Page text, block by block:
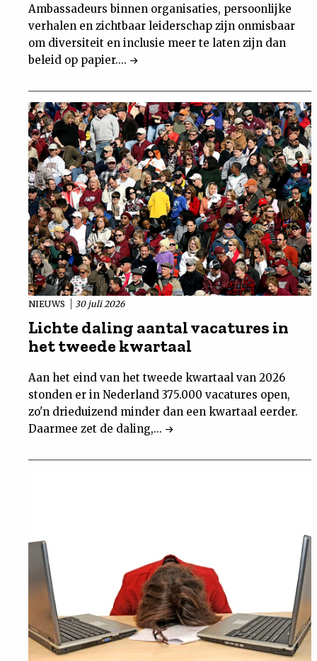
Ambassadeurs binnen organisaties, persoonlijke
verhalen en zichtbaar leiderschap zijn onmisbaar
om diversiteit en inclusie meer te laten zijn dan
beleid op papier....
NIEUWS 30 juli 2026
Lichte daling aantal vacatures in
het tweede kwartaal
Aan het eind van het tweede kwartaal van 2026
stonden er in Nederland 375.000 vacatures open,
zo'n drieduizend minder dan een kwartaal eerder.
Daarmee zet de daling,...